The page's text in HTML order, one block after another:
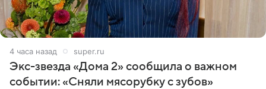
4 часа назад super.ru
Экс-звезда «Дома 2» сообщила о важном
событии: «Сняли мясорубку с зубов»